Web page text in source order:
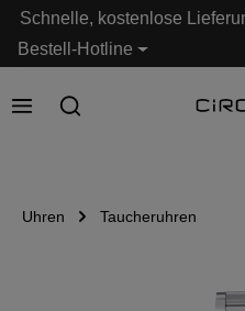
springen
Bestell-Hotline
Schnelle, kostenlose
Uhren Taucheruhren
Bildergalerie überspringen